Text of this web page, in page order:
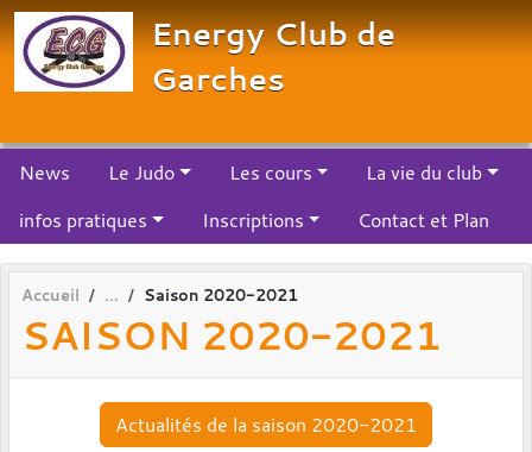
Energy Club de
Garches
News Le Judo Les cours
La vie du club
infos pratiques
Inscriptions Contact et Plan
Accueil Saison 2020-2021
SAISON 2020-2021
Actualités de la saison 2020-2021
Panneau de gestion des cookies